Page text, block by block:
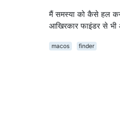
मैं समस्या को कैसे हल
आखिरकार फाइंडर से
macos
finder